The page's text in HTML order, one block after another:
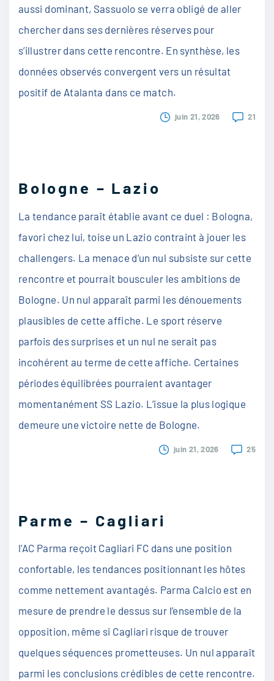
aussi dominant, Sassuolo se verra obligé de aller
chercher dans ses dernières réserves pour
s’illustrer dans cette rencontre. En synthèse, les
données observés convergent vers un résultat
positif de Atalanta dans ce match.
21
juin 21, 2026
Bologne – Lazio
La tendance paraît établie avant ce duel : Bologna,
favori chez lui, toise un Lazio contraint à jouer les
challengers. La menace d’un nul subsiste sur cette
rencontre et pourrait bousculer les ambitions de
Bologne. Un nul apparaît parmi les dénouements
plausibles de cette affiche. Le sport réserve
parfois des surprises et un nul ne serait pas
incohérent au terme de cette affiche. Certaines
périodes équilibrées pourraient avantager
momentanément SS Lazio. L’issue la plus logique
demeure une victoire nette de Bologne.
25
juin 21, 2026
Parme – Cagliari
l’AC Parma reçoit Cagliari FC dans une position
confortable, les tendances positionnant les hôtes
comme nettement avantagés. Parma Calcio est en
mesure de prendre le dessus sur l’ensemble de la
opposition, même si Cagliari risque de trouver
quelques séquences prometteuses. Un nul apparaît
parmi les conclusions crédibles de cette rencontre.